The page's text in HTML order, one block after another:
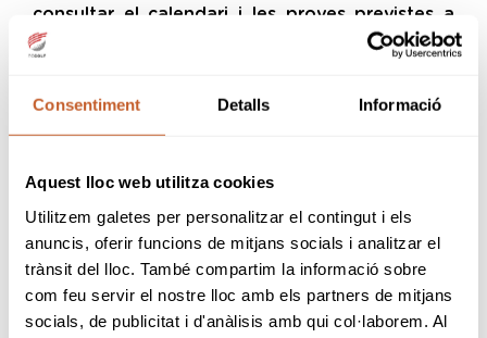
Consentiment Detalls Informació
Aquest lloc web utilitza cookies
Utilitzem galetes per personalitzar el contingut i els
anuncis, oferir funcions de mitjans socials i analitzar el
trànsit del lloc. També compartim la informació sobre
com feu servir el nostre lloc amb els partners de mitjans
socials, de publicitat i d'anàlisis amb qui col·laborem. Al
consultar el calendari i les proves previstes a
cada categoria de joc.
Prix Benjamí 2026, Grand Prix Aleví 2026,
Grand Prix Infantil 2026, Grand Prix Cadet
Mid Amateur 2026 i Grand Prix Senior 2026.
El Grand Prix Absolut serà l'única prova que no
tindrà continuïtat el proper any.
Encara queden uns dies per tancar el 2025,
però ja tens a la teva disposició tot el calendari